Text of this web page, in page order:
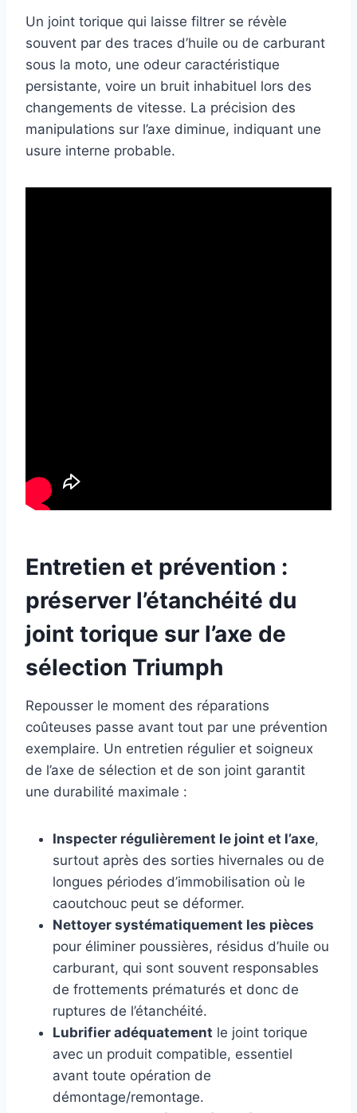
Un joint torique qui laisse filtrer se révèle
souvent par des traces d’huile ou de carburant
sous la moto, une odeur caractéristique
persistante, voire un bruit inhabituel lors des
changements de vitesse. La précision des
manipulations sur l’axe diminue, indiquant une
usure interne probable.
Entretien et prévention :
préserver l’étanchéité du
joint torique sur l’axe de
sélection Triumph
Repousser le moment des réparations
coûteuses passe avant tout par une prévention
exemplaire. Un entretien régulier et soigneux
de l’axe de sélection et de son joint garantit
une durabilité maximale :
Inspecter régulièrement le joint et l’axe,
surtout après des sorties hivernales ou de
longues périodes d’immobilisation où le
caoutchouc peut se déformer.
Nettoyer systématiquement les pièces
pour éliminer poussières, résidus d’huile ou
carburant, qui sont souvent responsables
de frottements prématurés et donc de
ruptures de l’étanchéité.
Lubrifier adéquatement le joint torique
avec un produit compatible, essentiel
avant toute opération de
démontage/remontage.